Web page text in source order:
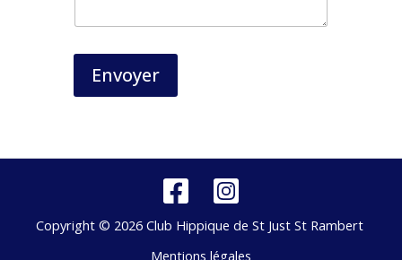
Envoyer
Copyright © 2026 Club Hippique de St Just St Rambert
Mentions légales